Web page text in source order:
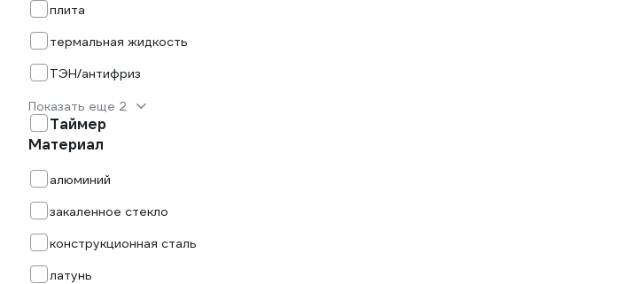
плита
термальная жидкость
ТЭН/антифриз
Показать еще 2
Таймер
Материал
алюминий
закаленное стекло
конструкционная сталь
латунь